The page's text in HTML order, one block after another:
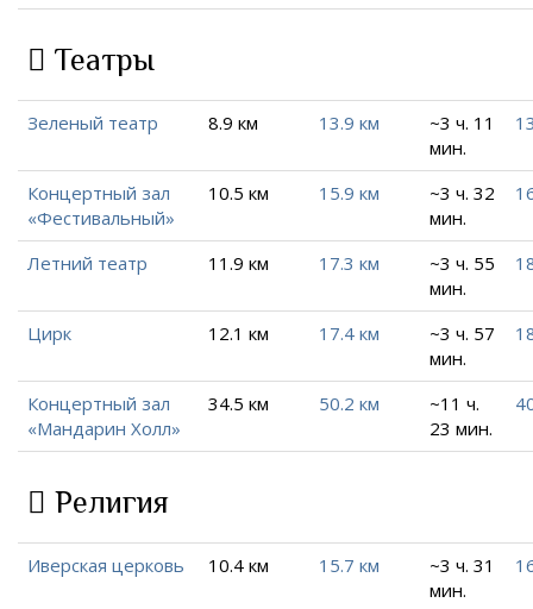
Театры
Зеленый театр 8.9 км 13.9 км
~3 ч. 11
мин.
Концертный зал
«Фестивальный»
10.5 км 15.9 км
~3 ч. 32
мин.
Летний театр 11.9 км 17.3 км
~3 ч. 55
мин.
Цирк 12.1 км 17.4 км
~3 ч. 57
мин.
Концертный зал
«Мандарин Холл»
34.5 км 50.2 км
~11 ч.
23 мин.
Религия
Иверская церковь 10.4 км 15.7 км
~3 ч. 31
мин.